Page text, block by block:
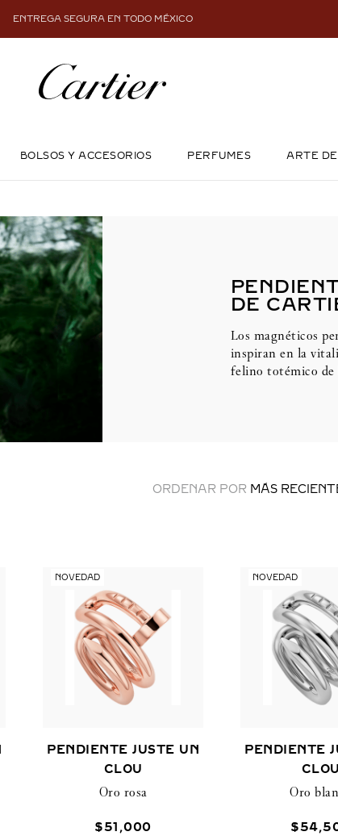
ENTREGA SEGURA EN TODO MÉXICO
BOLSOS Y ACCESORIOS PERFUMES ARTE
DE
Los magnéticos
inspiran en la
felino totémico de
ORDENAR POR MÁS
NOVEDAD
PENDIENTE JUSTE UN
CLOU
Oro rosa
$51 ,000
NOVEDAD
PENDIENTE
CLOU
Oro
$54,